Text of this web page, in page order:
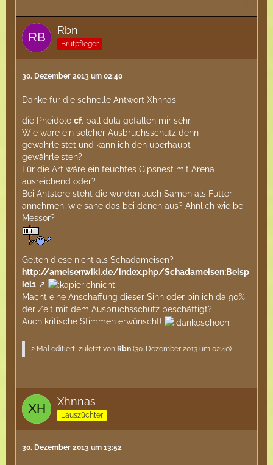
Rbn
Brutpfleger
30. Dezember 2013 um 02:40
Danke für die schnelle Antwort Xhnnas,
die Pheidole cf. pallidula gefallen mir sehr.
Wie wäre ein solcher Ausbruchsschutz denn
gewährleistet und kann ich den überhaupt
gewährleisten?
Für die Art wäre ein feuchtes Gipsnest mit Arena
ausreichend oder?
Bei Antstore steht die würden auch Samen als Futter
annehmen, wie sähe das bei denen aus? Ähnlich wie bei
Messor?
Gelten diese nicht als Schadameisen?
http://ameisenwiki.de/index.php/Schadameisen:Beisp
iel1
Macht eine Anschaffung dieser Sinn oder bin ich da 90%
der Zeit mit dem Ausbruchsschutz beschäftigt?
Auch kritische Stimmen erwünscht!
2 Mal editiert, zuletzt von Rbn (30. Dezember 2013 um 02:40)
Xhnnas
Lauszüchter
30. Dezember 2013 um 13:52